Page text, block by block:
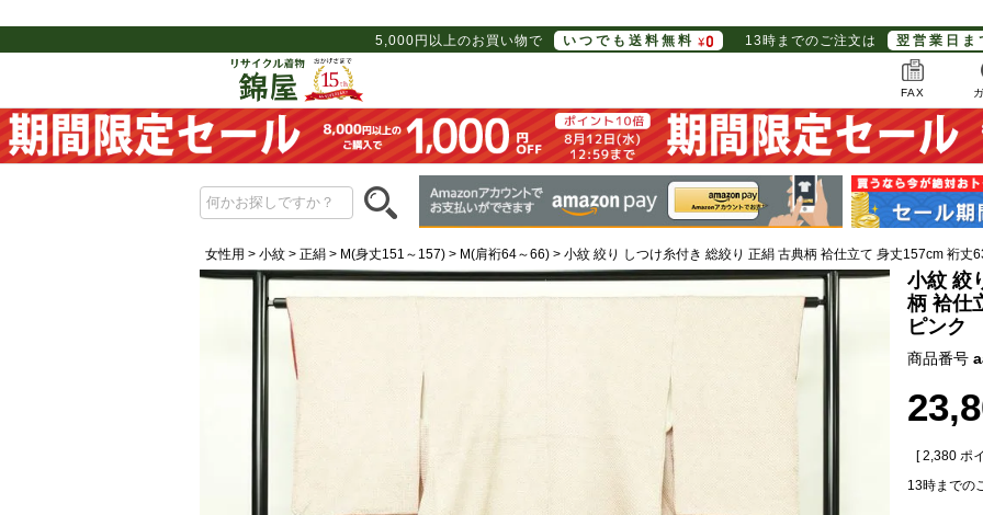
5,000円以上のお買い物で いつでも送料無料 13時までのご注文は 翌営業日
FAX
女性用 小紋 正絹 M(身丈151～157) M(肩裄64～66) 小紋 絞り しつけ糸付き 総絞り 正絹 古典柄 袷仕立て 身丈157cm 裄丈
小紋 絞
柄 袷仕
ピンク
商品番号
[ 2,380 ポ
13時までの